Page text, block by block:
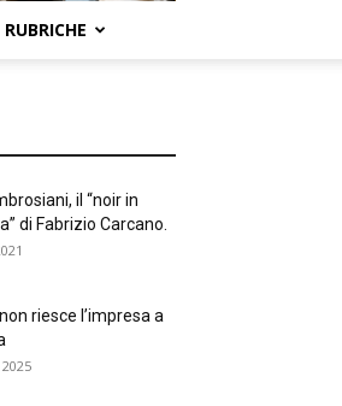
RUBRICHE
il “noir in
di Fabrizio Carcano.
riesce l’impresa a